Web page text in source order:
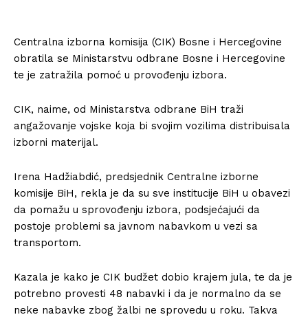
Centralna izborna komisija (CIK) Bosne i Hercegovine
obratila se Ministarstvu odbrane Bosne i Hercegovine
te je zatražila pomoć u provođenju izbora.
CIK, naime, od Ministarstva odbrane BiH traži
angažovanje vojske koja bi svojim vozilima distribuisala
izborni materijal.
Irena Hadžiabdić, predsjednik Centralne izborne
komisije BiH, rekla je da su sve institucije BiH u obavezi
da pomažu u sprovođenju izbora, podsjećajući da
postoje problemi sa javnom nabavkom u vezi sa
transportom.
Kazala je kako je CIK budžet dobio krajem jula, te da je
potrebno provesti 48 nabavki i da je normalno da se
neke nabavke zbog žalbi ne sprovedu u roku. Takva